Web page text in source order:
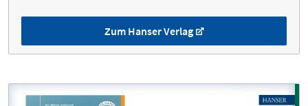
Zum Hanser Verlag